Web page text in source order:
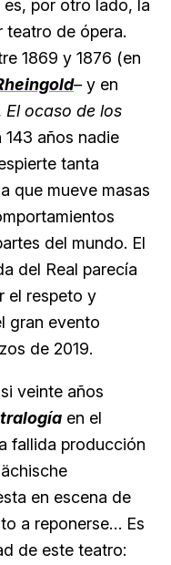
es, por otro lado, la
teatro de ópera.
1869 y 1876 (en
–y en
El ocaso de los
143 años nadie
tanta
que mueve masas
del mundo. El
del Real parecía
el respeto y
gran evento
de 2019.
veinte años
en el
fallida producción
en escena de
a reponerse… Es
de este teatro: